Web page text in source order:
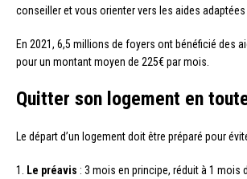
conseiller et vous orienter vers les aides adaptées
En 2021, 6,5 millions de foyers ont bénéficié des
pour un montant moyen de 225€ par mois.
Quitter son logement en
Le départ d’un logement doit être préparé pour
1. Le préavis : 3 mois en principe, réduit à 1 mois